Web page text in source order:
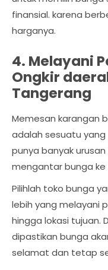
finansial. karena
harganya.
4. Melayani
Ongkir
Tangerang
Memesan karangan
adalah sesuatu
punya banyak
mengantar bunga
Pilihlah toko bunga
lebih yang melayani
hingga lokasi tujuan.
dipastikan bunga
selamat dan tetap